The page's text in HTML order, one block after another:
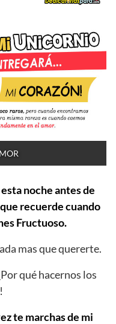
noche antes de
recuerde cuando
Fructuoso.
mas que quererte.
qué hacernos los
te marchas de mi